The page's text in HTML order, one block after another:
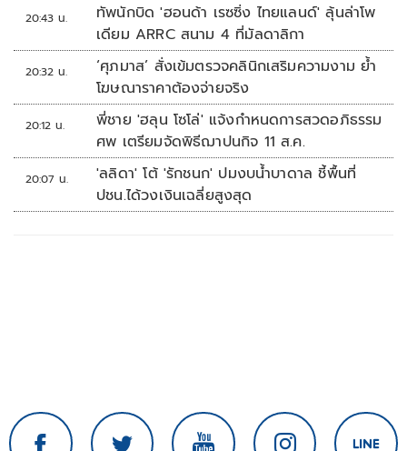
20:43 น.
ทัพนักบิด 'ฮอนด้า เรซซิ่ง ไทยแลนด์' ลุ้นล่าโพ
เดียม ARRC สนาม 4 ที่มัลดาลิกา
20:32 น.
‘ศุภมาส’ สั่งเข้มตรวจคลินิกเสริมความงาม ย้ำ
โฆษณาราคาต้องจ่ายจริง
20:12 น.
พี่ชาย 'ฮลุน โซโล่' แจ้งกำหนดการสวดอภิธรรม
ศพ เตรียมจัดพิธีฌาปนกิจ 11 ส.ค.
20:07 น.
'ลลิดา' โต้ 'รักชนก' ปมงบน้ำบาดาล ชี้พื้นที่
ปชน.ได้วงเงินเฉลี่ยสูงสุด